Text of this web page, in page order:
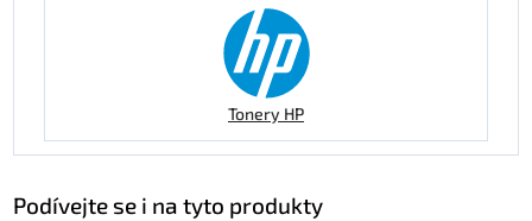
Tonery HP
Podívejte se i na tyto produkty